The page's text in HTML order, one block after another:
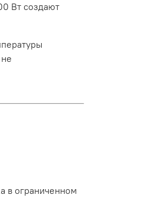
Вт создают
в ограниченном